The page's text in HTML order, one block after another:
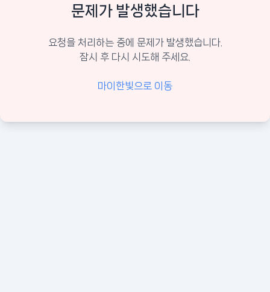
문제가 발생했습니다
요청을 처리하는 중에 문제가 발생했습니다.
잠시 후 다시 시도해 주세요.
마이한빛으로 이동